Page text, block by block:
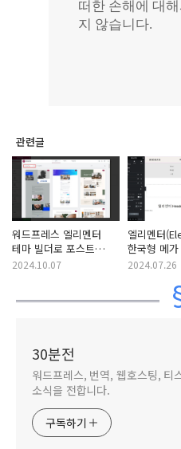
관련글
워드프레스 엘리멘터
테마 빌더로 포스트
템플릿/우커머스 상품
2024.10.07
엘리멘터
한국형 메
2024.07.26
30분전
워드프레스, 번역, 웹호스팅, 티
소식을 전합니다.
구독하기